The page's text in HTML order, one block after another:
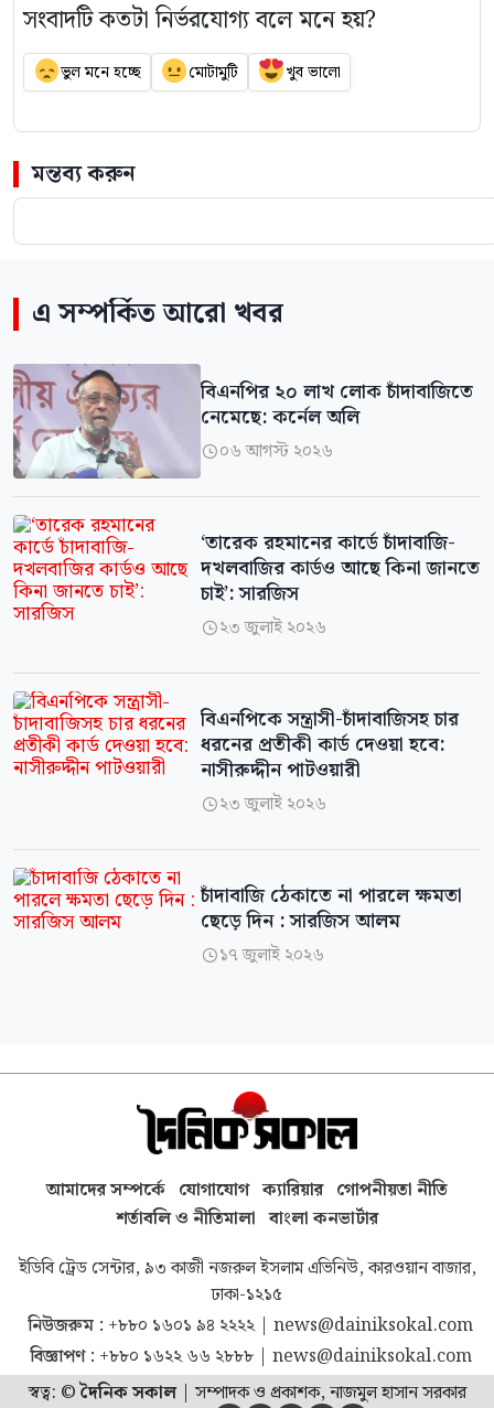
সংবাদটি কতটা নির্ভরযোগ্য বলে মনে হয়?
ভুল মনে হচ্ছে মোটামুটি খুব ভালো
মন্তব্য করুন
এ সম্পর্কিত আরো খবর
বিএনপির ২০ লাখ লোক চাঁদাবাজিতে
নেমেছে: কর্নেল অলি
০৬ আগস্ট ২০২৬
‘তারেক রহমানের কার্ডে চাঁদাবাজি-
দখলবাজির কার্ডও আছে কিনা জানতে
চাই’: সারজিস
২৩ জুলাই ২০২৬
বিএনপিকে সন্ত্রাসী-চাঁদাবাজিসহ চার
ধরনের প্রতীকী কার্ড দেওয়া হবে:
নাসীরুদ্দীন পাটওয়ারী
২৩ জুলাই ২০২৬
চাঁদাবাজি ঠেকাতে না পারলে ক্ষমতা
ছেড়ে দিন : সারজিস আলম
১৭ জুলাই ২০২৬
আমাদের সম্পর্কে যোগাযোগ ক্যারিয়ার গোপনীয়তা নীতি
শর্তাবলি ও নীতিমালা বাংলা কনভার্টার
ইডিবি ট্রেড সেন্টার, ৯৩ কাজী নজরুল ইসলাম এভিনিউ, কারওয়ান বাজার,
ঢাকা-১২১৫
নিউজরুম : +৮৮০ ১৬০১ ৯৪ ২২২২| news@dainiksokal.com
বিজ্ঞাপণ : +৮৮০ ১৬২২ ৬৬ ২৮৮৮| news@dainiksokal.com
স্বত্ব: ©দৈনিক সকাল| সম্পাদক ও প্রকাশক, নাজমুল হাসান সরকার